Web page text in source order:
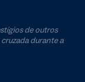
de outros
durante a